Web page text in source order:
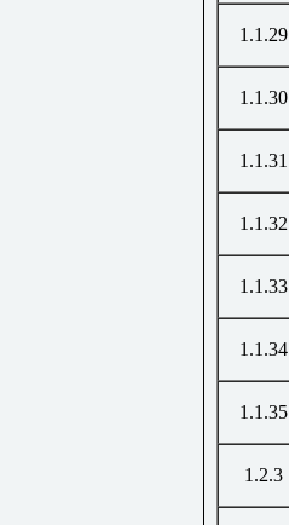
1.1.29
1.1.30
1.1.31
1.1.32
1.1.33
1.1.34
1.1.35
1.2.3